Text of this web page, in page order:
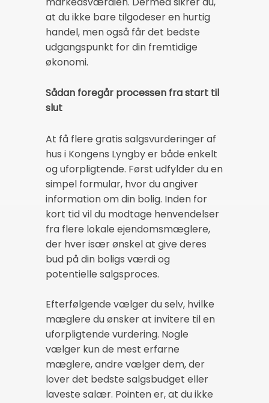
at du ikke bare tilgodeser en hurtig
handel, men også får det bedste
udgangspunkt for din fremtidige
økonomi.
Sådan foregår processen fra start til
slut
At få flere gratis salgsvurderinger af
hus i Kongens Lyngby er både enkelt
og uforpligtende. Først udfylder du en
simpel formular, hvor du angiver
information om din bolig. Inden for
kort tid vil du modtage henvendelser
fra flere lokale ejendomsmæglere,
der hver især ønskel at give deres
bud på din boligs værdi og
potentielle salgsproces.
Efterfølgende vælger du selv, hvilke
mæglere du ønsker at invitere til en
uforpligtende vurdering. Nogle
vælger kun de mest erfarne
mæglere, andre vælger dem, der
lover det bedste salgsbudget eller
laveste salær. Pointen er, at du ikke